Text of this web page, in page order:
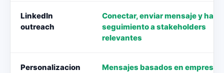
LinkedIn
outreach
Conectar, enviar mensaje y
seguimiento a stakeholders
relevantes
Personalizacion
Mensajes basados en empresa,